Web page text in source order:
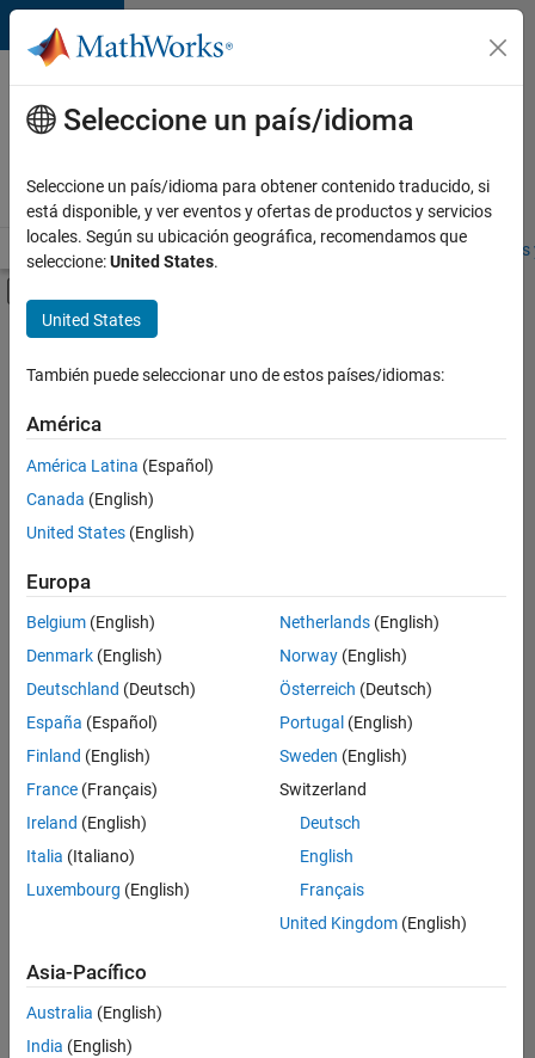
Saltar al contenido
Ofertas
de
empleo
MathWorks
Visión general Búsqueda de empleo Oficinas locales
Contenido principal
FILTRADO POR
Program Management
Software Process Engineering
Education Marketing
Industry Marketing
Actualmente
no
puestos
disponibles
que
se
correspondan
con
sus
criterios
de
búsqueda.
Pruebe
ampliar
su
todos
empleos.
Si aun
Seleccione un país/idioma
Seleccione un país/idioma para obtener contenido traducido, si
está disponible, y ver eventos y ofertas de productos y servicios
locales. Según su ubicación geográfica, recomendamos que
seleccione:United States.
United States
También puede seleccionar uno de estos países/idiomas:
América
América Latina (Español)
Canada (English)
United States (English)
Europa
Belgium (English)
Denmark (English)
Deutschland (Deutsch)
España (Español)
Finland (English)
France (Français)
Ireland (English)
Italia (Italiano)
Luxembourg (English)
Netherlands(English)
Norway(English)
Österreich (Deutsch)
Portugal (English)
Sweden (English)
Switzerland
Deutsch
English
Français
United Kingdom(English)
Asia-Pacífico
Australia (English)
India (English)